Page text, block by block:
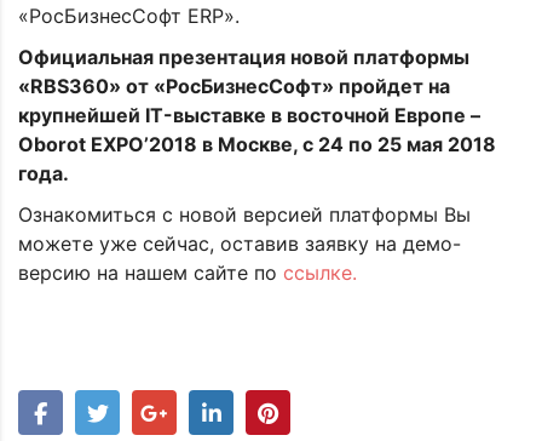
«РосБизнесСофт ERP».
Официальная презентация новой платформы
«RBS360» от «РосБизнесСофт» пройдет на
крупнейшей IT-выставке в восточной Европе –
Oborot EXPO’2018 в Москве, c 24 по 25 мая 2018
года.
Ознакомиться с новой версией платформы Вы
можете уже сейчас, оставив заявку на демо-
версию на нашем сайте по ссылке.